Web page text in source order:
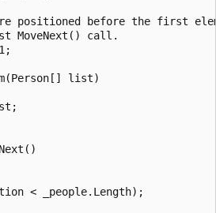
positioned before the first
MoveNext() call.
list)
< _people.Length);